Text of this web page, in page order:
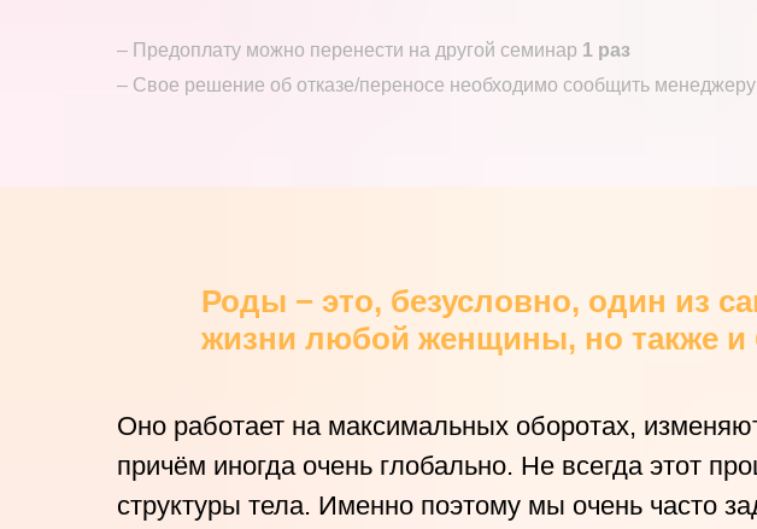
– Предоплату можно перенести на другой семинар 1 раз
– Свое решение об отказе/переносе необходимо сообщить менеджеру
Роды − это, безусловно, один из
жизни любой женщины, но также и
Оно работает на максимальных оборотах,
причём иногда очень глобально. Не всегда этот
структуры тела. Именно поэтому мы очень часто